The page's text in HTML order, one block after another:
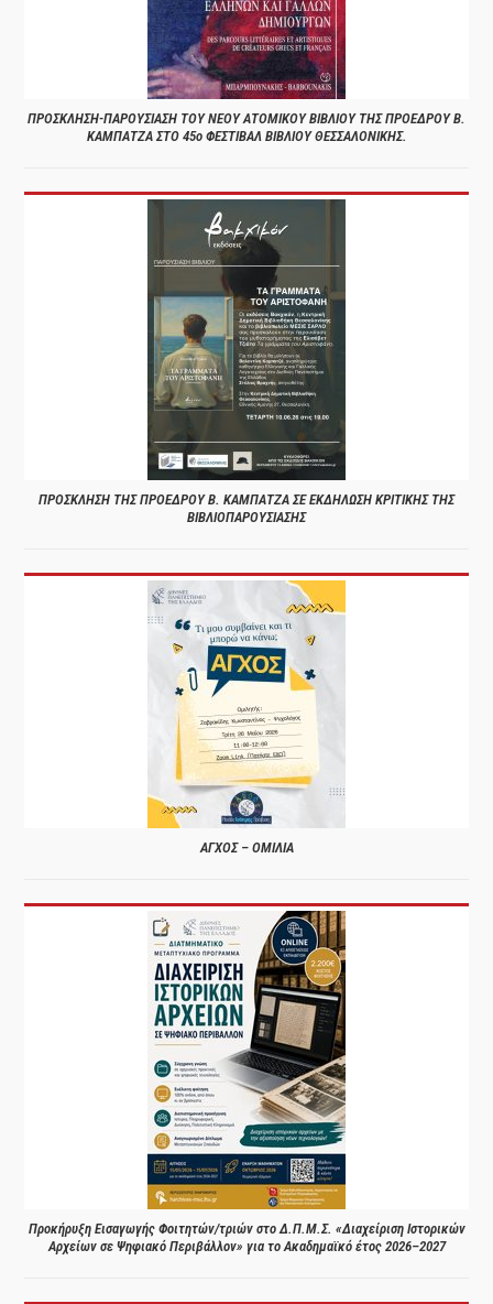
ΠΡΟΣΚΛΗΣΗ-ΠΑΡΟΥΣΙΑΣΗ ΤΟΥ ΝΕΟΥ ΑΤΟΜΙΚΟΥ ΒΙΒΛΙΟΥ ΤΗΣ ΠΡΟΕΔΡΟΥ Β.
ΚΑΜΠΑΤΖΑ ΣΤΟ 45ο ΦΕΣΤΙΒΑΛ ΒΙΒΛΙΟΥ ΘΕΣΣΑΛΟΝΙΚΗΣ.
ΠΡΟΣΚΛΗΣΗ ΤΗΣ ΠΡΟΕΔΡΟΥ Β. ΚΑΜΠΑΤΖΑ ΣΕ ΕΚΔΗΛΩΣΗ ΚΡΙΤΙΚΗΣ ΤΗΣ
ΒΙΒΛΙΟΠΑΡΟΥΣΙΑΣΗΣ
ΑΓΧΟΣ – ΟΜΙΛΙΑ
Προκήρυξη Εισαγωγής Φοιτητών/τριών στο Δ.Π.Μ.Σ. «Διαχείριση Ιστορικών
Αρχείων σε Ψηφιακό Περιβάλλον» για το Ακαδημαϊκό έτος 2026–2027